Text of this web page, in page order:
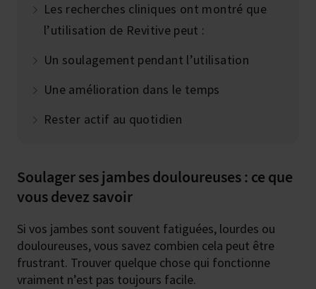
Les recherches cliniques ont montré que
l’utilisation de Revitive peut :
Un soulagement pendant l’utilisation
Une amélioration dans le temps
Rester actif au quotidien
Soulager ses jambes douloureuses : ce que
vous devez savoir
Si vos jambes sont souvent fatiguées, lourdes ou
douloureuses, vous savez combien cela peut être
frustrant. Trouver quelque chose qui fonctionne
vraiment n’est pas toujours facile.